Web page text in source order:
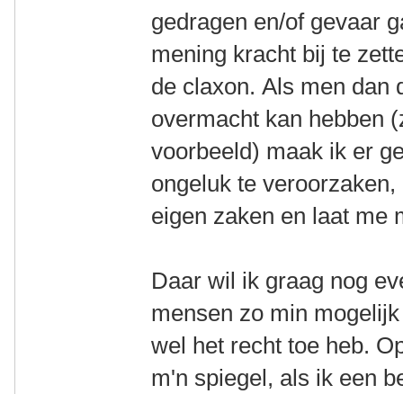
gedragen en/of gevaar
mening kracht bij te
de claxon. Als men dan
overmacht kan hebben
voorbeeld) maak ik er
ongeluk te
eigen zaken en laat me
Daar wil ik graag nog
mensen zo min
wel het recht toe heb.
m'n spiegel, als ik een